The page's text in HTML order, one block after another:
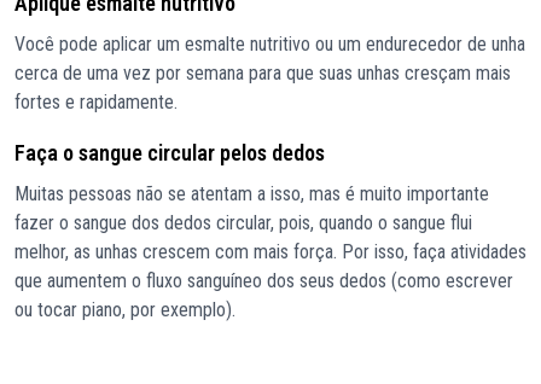
Você pode aplicar um esmalte nutritivo ou um endurecedor de unha
cerca de uma vez por semana para que suas unhas cresçam mais
fortes e rapidamente.
Faça o sangue circular pelos dedos
Muitas pessoas não se atentam a isso, mas é muito importante
fazer o sangue dos dedos circular, pois, quando o sangue flui
melhor, as unhas crescem com mais força. Por isso, faça atividades
que aumentem o fluxo sanguíneo dos seus dedos (como escrever
ou tocar piano, por exemplo).